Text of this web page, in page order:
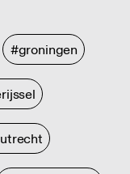
#groningen